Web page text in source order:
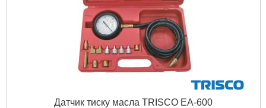
Датчик тиску масла TRISCO EA-600